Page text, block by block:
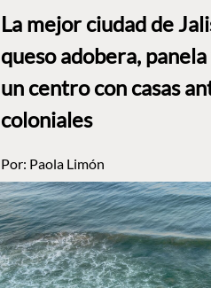
La mejor ciudad de
queso adobera,
un centro con casas
coloniales
Por: Paola Limón